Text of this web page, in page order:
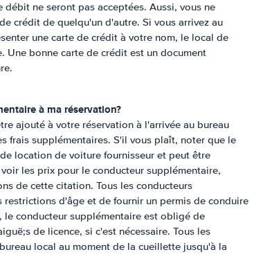
débit ne seront pas acceptées. Aussi, vous ne
crédit de quelqu'un d'autre. Si vous arrivez au
une carte de crédit à votre nom, le local de
Une bonne carte de crédit est un document
à ma réservation?
ajouté à votre réservation à l'arrivée au bureau
frais supplémentaires. S'il vous plaît, noter que le
location de voiture fournisseur et peut être
les prix pour le conducteur supplémentaire,
de cette citation. Tous les conducteurs
d'âge et de fournir un permis de conduire
le conducteur supplémentaire est obligé de
de licence, si c'est nécessaire. Tous les
local au moment de la cueillette jusqu'à la